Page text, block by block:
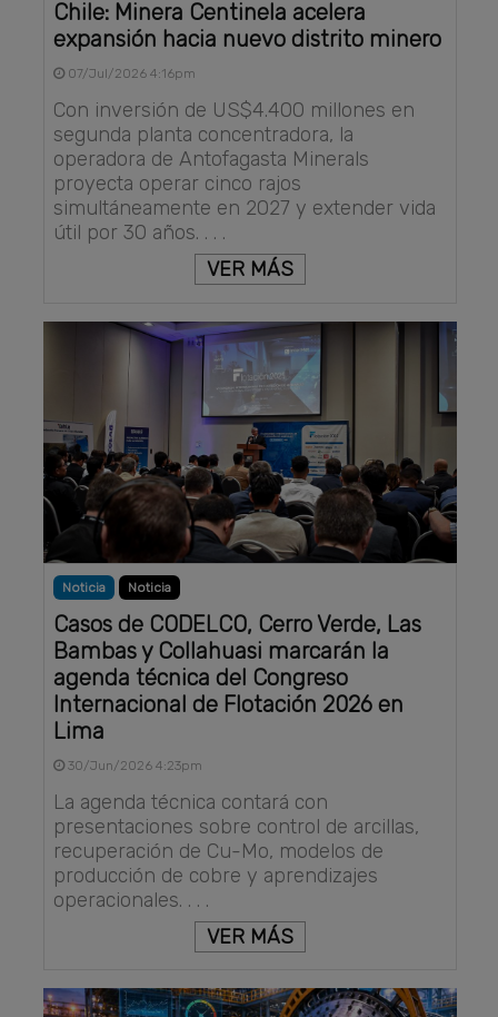
Chile: Minera Centinela acelera
expansión hacia nuevo distrito minero
07/Jul/2026 4:16pm
Con inversión de US$4.400 millones en
segunda planta concentradora, la
operadora de Antofagasta Minerals
proyecta operar cinco rajos
simultáneamente en 2027 y extender vida
útil por 30 años. . . .
VER MÁS
Noticia Noticia
Casos de CODELCO, Cerro Verde, Las
Bambas y Collahuasi marcarán la
agenda técnica del Congreso
Internacional de Flotación 2026 en
Lima
30/Jun/2026 4:23pm
La agenda técnica contará con
presentaciones sobre control de arcillas,
recuperación de Cu-Mo, modelos de
producción de cobre y aprendizajes
operacionales. . . .
VER MÁS